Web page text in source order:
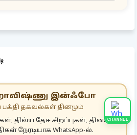
இன்ஃபோ
தகவல்கள் தினமும்
திவ்ய தேச சிறப்புகள், தினசரி
நேரடியாக WhatsApp-ல்.
CHANNEL